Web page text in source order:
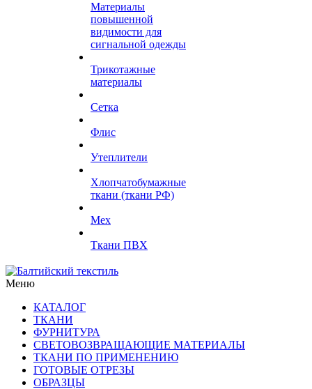
Материалы
повышенной
видимости для
сигнальной одежды
Трикотажные
материалы
Сетка
Флис
Утеплители
Хлопчатобумажные
ткани (ткани РФ)
Мех
Ткани ПВХ
Меню
КАТАЛОГ
ТКАНИ
ФУРНИТУРА
СВЕТОВОЗВРАЩАЮЩИЕ МАТЕРИАЛЫ
ТКАНИ ПО ПРИМЕНЕНИЮ
ГОТОВЫЕ ОТРЕЗЫ
ОБРАЗЦЫ